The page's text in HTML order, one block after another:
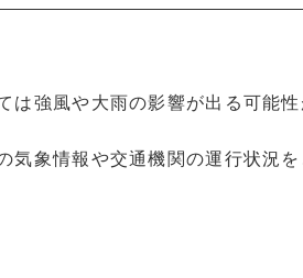
強風や大雨の影響が出る可能性
気象情報や交通機関の運行状況